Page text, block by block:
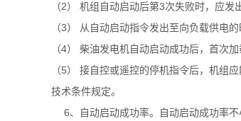
（2） 机组自动启动后第3次失败时，
（3） 从自动启动指令发出至向负载供电
（4） 柴油发电机自动启动成功后，首次
（5） 接自控或遥控的停机指令后，机
技术条件规定。
6、自动启动成功率。自动启动成功率不